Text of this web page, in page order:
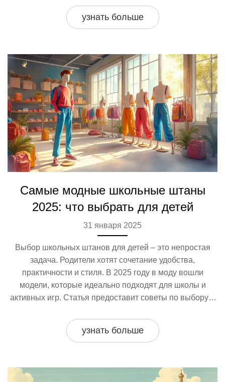
интересные факты помогут создать стильный и
молодой вид.
узнать больше
Самые модные школьные штаны
2025: что выбрать для детей
31 января 2025
Выбор школьных штанов для детей – это непростая
задача. Родители хотят сочетание удобства,
практичности и стиля. В 2025 году в моду вошли
модели, которые идеально подходят для школы и
активных игр. Статья предоставит советы по выбору и
узнать больше